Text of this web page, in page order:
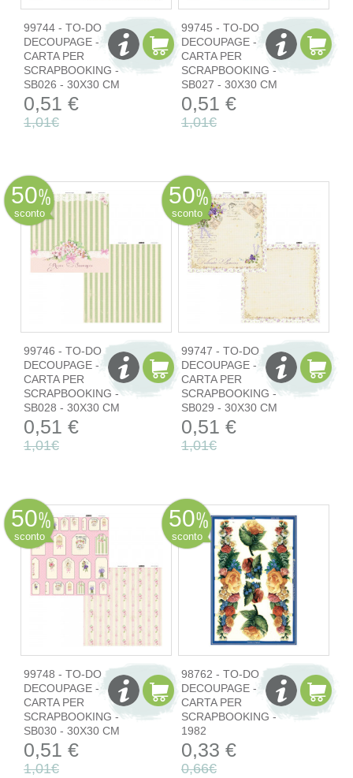
99744 - TO-DO
DECOUPAGE -
CARTA PER
SCRAPBOOKING -
SB026 - 30X30 CM
0,51 €
1,01€
99745 - TO-DO
DECOUPAGE -
CARTA PER
SCRAPBOOKING -
SB027 - 30X30 CM
0,51 €
1,01€
50
sconto
99746 - TO-DO
DECOUPAGE -
CARTA PER
SCRAPBOOKING -
SB028 - 30X30 CM
0,51 €
1,01€
50
sconto
99747 - TO-DO
DECOUPAGE -
CARTA PER
SCRAPBOOKING -
SB029 - 30X30 CM
0,51 €
1,01€
50
sconto
99748 - TO-DO
DECOUPAGE -
CARTA PER
SCRAPBOOKING -
SB030 - 30X30 CM
0,51 €
1,01€
50
sconto
98762 - TO-DO
DECOUPAGE -
CARTA PER
SCRAPBOOKING -
1982
0,33 €
0,66€